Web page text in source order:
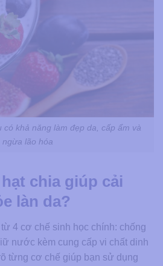
có khả năng làm đẹp da, cấp ẩm và
ngừa lão hóa
chia giúp cải
làn da?
4 cơ chế sinh học chính: chống
nước kèm cung cấp vi chất dinh
từng cơ chế giúp bạn sử dụng